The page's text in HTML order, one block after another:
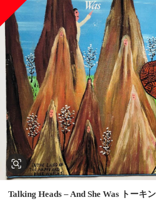
Talking Heads – And She Was トーキ